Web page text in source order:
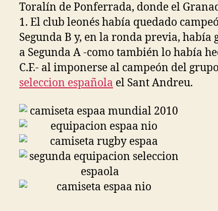
Toralín de Ponferrada, donde el
1. El club leonés había quedado
Segunda B y, en la ronda previa, había
a Segunda A -como también lo había
C.F.- al imponerse al campeón del
seleccion española el Sant Andreu.